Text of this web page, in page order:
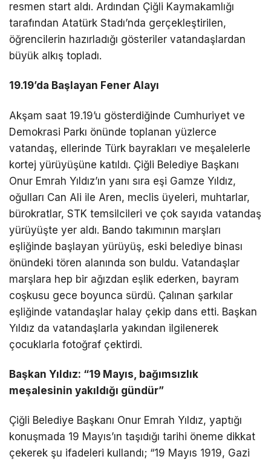
resmen start aldı. Ardından Çiğli Kaymakamlığı
tarafından Atatürk Stadı’nda gerçekleştirilen,
öğrencilerin hazırladığı gösteriler vatandaşlardan
büyük alkış topladı.
19.19’da Başlayan Fener Alayı
Akşam saat 19.19’u gösterdiğinde Cumhuriyet ve
Demokrasi Parkı önünde toplanan yüzlerce
vatandaş, ellerinde Türk bayrakları ve meşalelerle
kortej yürüyüşüne katıldı. Çiğli Belediye Başkanı
Onur Emrah Yıldız’ın yanı sıra eşi Gamze Yıldız,
oğulları Can Ali ile Aren, meclis üyeleri, muhtarlar,
bürokratlar, STK temsilcileri ve çok sayıda vatandaş
yürüyüşte yer aldı. Bando takımının marşları
eşliğinde başlayan yürüyüş, eski belediye binası
önündeki tören alanında son buldu. Vatandaşlar
marşlara hep bir ağızdan eşlik ederken, bayram
coşkusu gece boyunca sürdü. Çalınan şarkılar
eşliğinde vatandaşlar halay çekip dans etti. Başkan
Yıldız da vatandaşlarla yakından ilgilenerek
çocuklarla fotoğraf çektirdi.
Başkan Yıldız: “19 Mayıs, bağımsızlık
meşalesinin yakıldığı gündür”
Çiğli Belediye Başkanı Onur Emrah Yıldız, yaptığı
konuşmada 19 Mayıs’ın taşıdığı tarihi öneme dikkat
çekerek şu ifadeleri kullandı; “19 Mayıs 1919, Gazi